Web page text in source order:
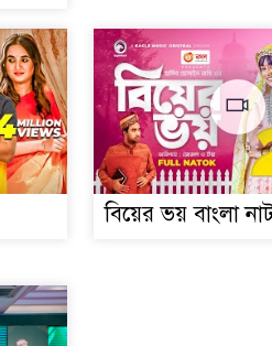
বিয়ের ভয় বাংলা